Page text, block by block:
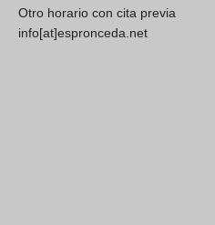
Otro horario con cita previa
info[at]espronceda.net